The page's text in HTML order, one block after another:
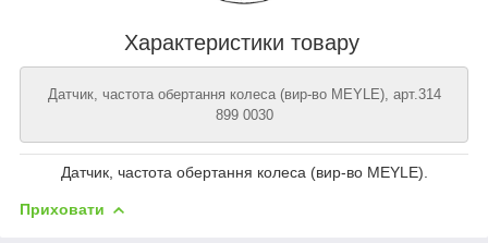
Характеристики товару
Датчик, частота обертання колеса (вир-во MEYLE), арт.314
899 0030
Датчик, частота обертання колеса (вир-во MEYLE).
Приховати